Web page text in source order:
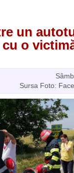
un
o
Sursa Foto: